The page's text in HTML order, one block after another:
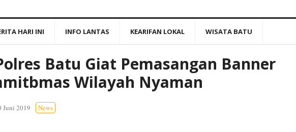
HARI INI INFO LANTAS KEARIFAN LOKAL WISATA BATU
Batu Giat Pemasangan Banner
Wilayah Nyaman
Juni 2019 News